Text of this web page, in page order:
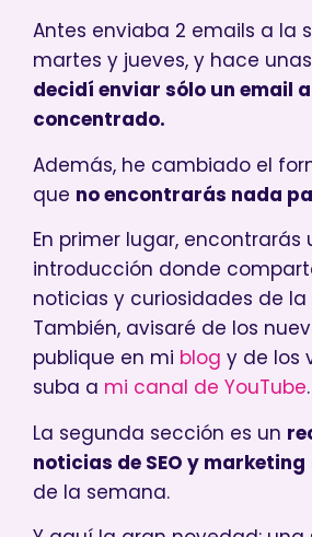
Antes enviaba 2 emails a la
martes y jueves, y hace
decidí enviar sólo un email
concentrado.
Además, he cambiado el
que no encontrarás nada
En primer lugar, encontrarás
introducción donde
noticias y curiosidades de
También, avisaré de los
publique en mi blog y de los
suba a mi canal de YouTube.
La segunda sección es un
noticias de SEO y marketing
de la semana.